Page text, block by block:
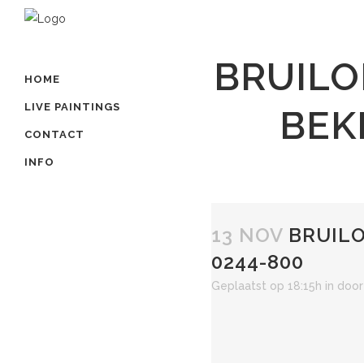
HOME
LIVE PAINTINGS
CONTACT
INFO
13 NOV
0244-800
Geplaatst op 18:15h in